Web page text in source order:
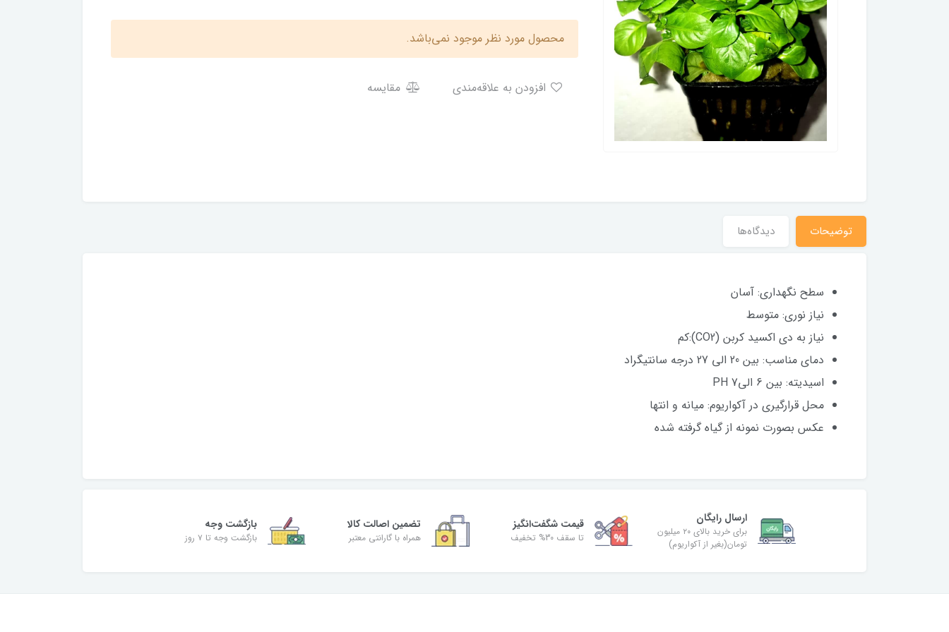
محصول مورد نظر موجود نمی‌باشد.
مقایسه
توضیحات دیدگاه‌ها
سطح نگهداری: آسان
نیاز نوری: متوسط
نیاز به دی اکسید کربن (CO2):کم
دمای مناسب: بین 20 الی 27 درجه سانتیگراد
اسیدیته: بین 6 الی7 PH
محل قرارگیری در آکواریوم: میانه و انتها
عکس بصورت نمونه از گیاه گرفته شده
ارسال رایگان
برای خرید بالای ۲۰ میلیون
تومان(بغیر از آکواریوم)
قیمت شگفت‌انگیز
تا سقف 30% تخفیف
تضمین اصالت کالا
همراه با گارانتی معتبر
بازگشت وجه
بازگشت وجه تا ۷ روز